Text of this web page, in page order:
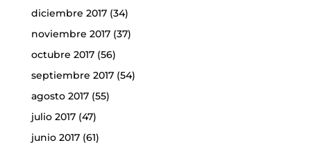
diciembre 2017(34)
noviembre 2017(37)
octubre 2017(56)
septiembre 2017(54)
agosto 2017(55)
julio 2017(47)
junio 2017(61)